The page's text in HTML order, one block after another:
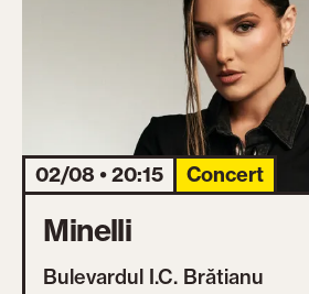
02/08 • 20:15 Concert
Minelli
Bulevardul I.C. Brătianu